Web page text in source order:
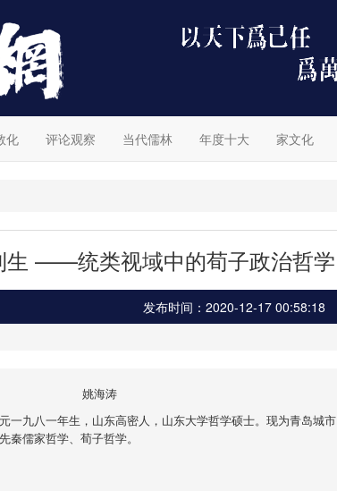
化 评论观察 当代儒林 年度十大 家文化
生 ——统类视域中的荀子政治哲学
发布时间：2020-12-17 00:58:18
姚海涛
一九八一年生，山东高密人，山东大学哲学硕士。现为青岛城市
秦儒家哲学、荀子哲学。